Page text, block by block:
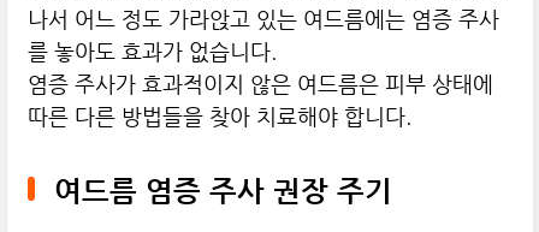
나서 어느 정도 가라앉고 있는 여드름에는 염증 주사
를 놓아도 효과가 없습니다.
염증 주사가 효과적이지 않은 여드름은 피부 상태에
따른 다른 방법들을 찾아 치료해야 합니다.
여드름 염증 주사 권장 주기